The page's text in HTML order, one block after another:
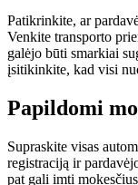
Patikrinkite, ar
Venkite transporto
galėjo būti smarkiai
įsitikinkite, kad visi
Papildomi
Supraskite visas
registraciją ir
pat gali imti